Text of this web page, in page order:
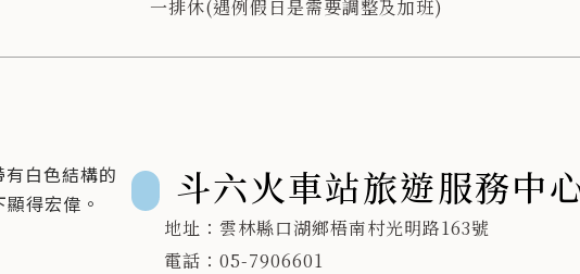
一排休(遇例假日是需要調整及加班)
斗六火車站旅遊服務中
地址：雲林縣口湖鄉梧南村光明路163號
電話：05-7906601